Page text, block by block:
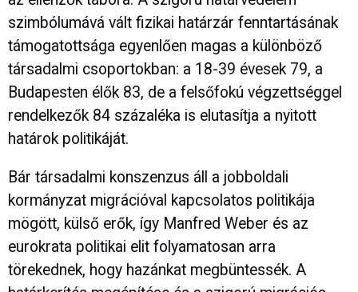
szimbólumává vált fizikai határzár fenntartásának
támogatottsága egyenlően magas a különböző
társadalmi csoportokban: a 18-39 évesek 79, a
Budapesten élők 83, de a felsőfokú végzettséggel
rendelkezők 84 százaléka is elutasítja a nyitott
határok politikáját.
Bár társadalmi konszenzus áll a jobboldali
kormányzat migrációval kapcsolatos politikája
mögött, külső erők, így Manfred Weber és az
eurokrata politikai elit folyamatosan arra
törekednek, hogy hazánkat megbüntessék. A